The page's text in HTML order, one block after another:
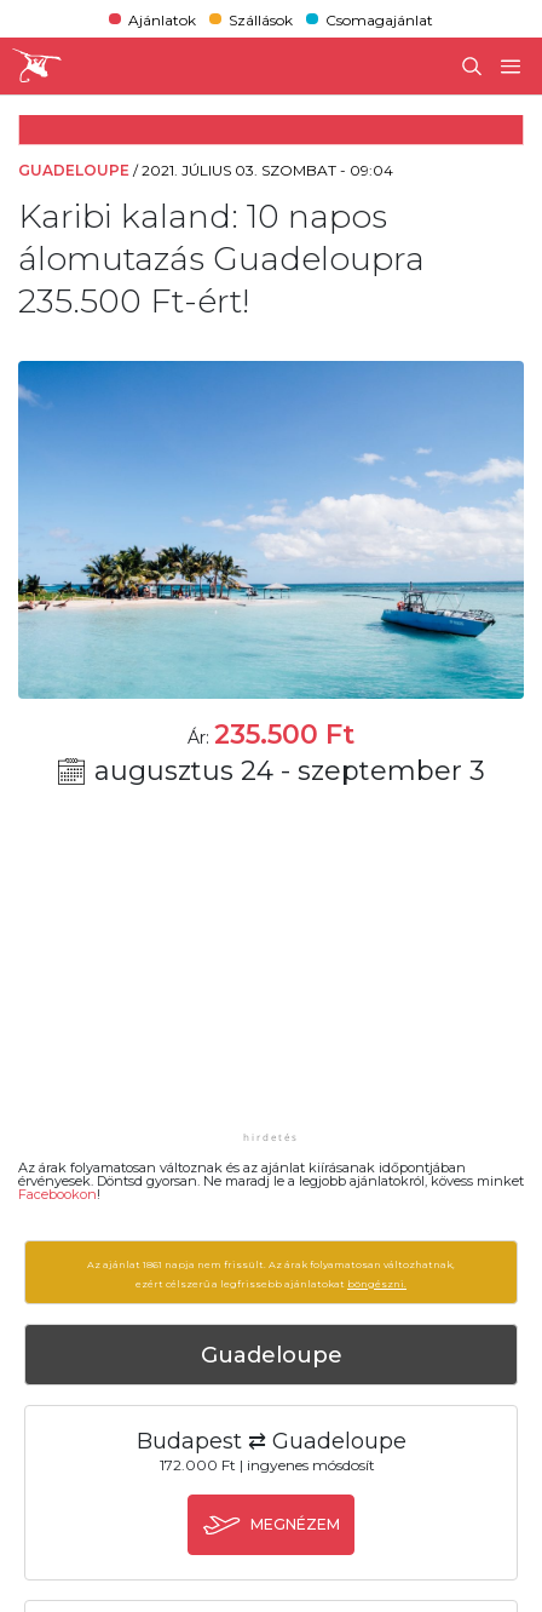
Ajánlatok Szállások Csomagajánlat
GUADELOUPE /2021. JÚLIUS 03. SZOMBAT - 09:04
Karibi kaland: 10 napos
álomutazás Guadeloupra
235.500 Ft-ért!
Ár: 235.500 Ft
augusztus 24 - szeptember 3
Az árak folyamatosan változnak és az ajánlat kiírásanak időpontjában
érvényesek. Döntsd gyorsan. Ne maradj le a legjobb ajánlatokról, kövess minket
Facebookon!
Az ajánlat 1861 napja nem frissült. Az árak folyamatosan változhatnak,
ezért célszerű a legfrissebb ajánlatokat böngészni.
Guadeloupe
Budapest ⇄ Guadeloupe
172.000 Ft | ingyenes mósdosít
MEGNÉZEM